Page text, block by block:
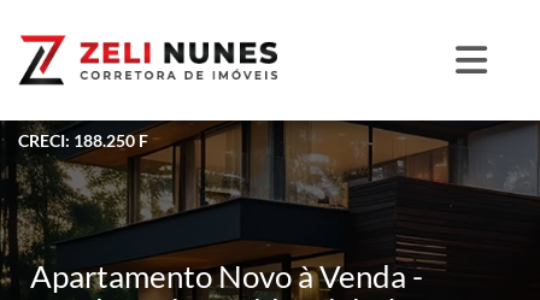
CRECI: 188.250 F
Apartamento Novo à Venda -